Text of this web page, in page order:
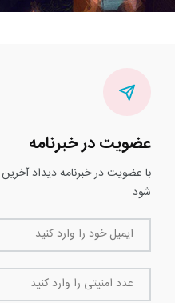
عضویت در خبرنامه
با عضویت در خبرنامه دیداد
شود
ایمیل خود را وارد کنید
عدد امنیتی را وارد کنید